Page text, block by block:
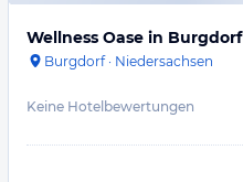
Wellness Oase in Burgdorf
Burgdorf· Niedersachsen
Keine Hotelbewertungen